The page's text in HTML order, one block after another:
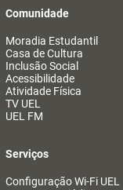
Comunidade
Moradia Estudantil
Casa de Cultura
Inclusão Social
Acessibilidade
Atividade Física
TV UEL
UEL FM
Serviços
Configuração Wi-Fi UEL